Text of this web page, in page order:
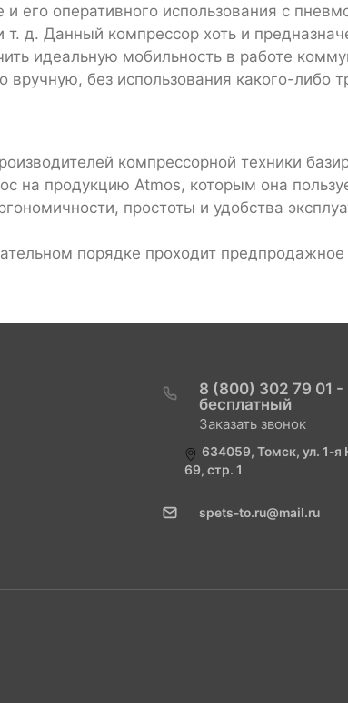
и его оперативного использования с
т. д. Данный компрессор хоть и
идеальную мобильность в работе
вручную, без использования какого-либо
компрессорной техники
на продукцию Atmos, которым она
простоты и удобства
порядке проходит
8 (800) 302 79 01
бесплатный
Заказать звонок
634059, Томск, ул. 1-я
69, стр. 1
spets-to.ru@mail.ru